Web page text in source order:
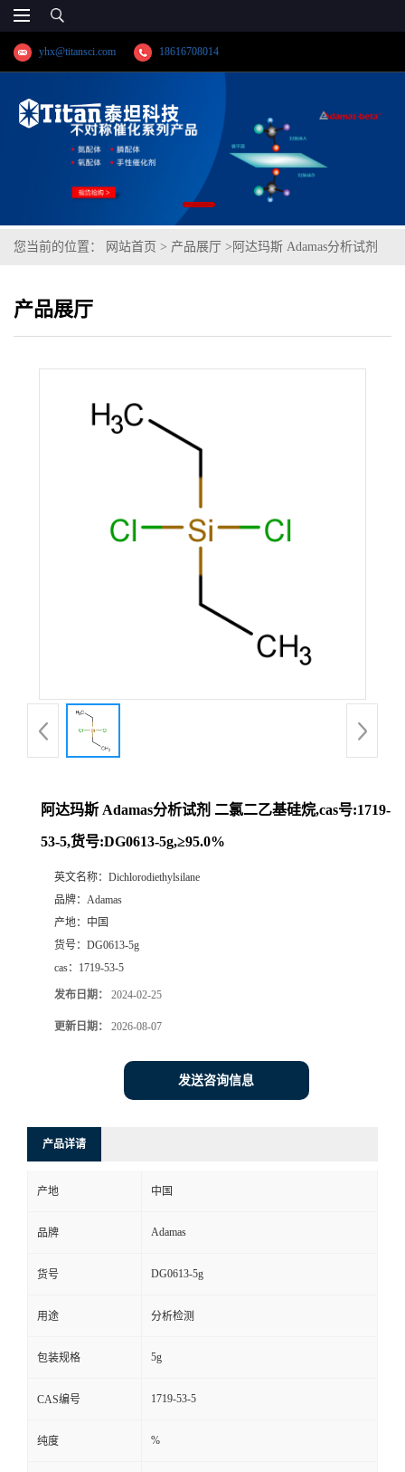
yhx@titansci.com 18616708014
您当前的位置： 网站首页 > 产品展厅 > 阿达玛斯 Adamas分析试剂
产品展厅
阿达玛斯 Adamas分析试剂 二氯二乙基硅烷,cas号:1719-
53-5,货号:DG0613-5g,≥95.0%
英文名称： Dichlorodiethylsilane
品牌： Adamas
产地： 中国
货号： DG0613-5g
cas： 1719-53-5
发布日期： 2024-02-25
更新日期： 2026-08-07
发送咨询信息
产品详请
产地 中国
品牌 Adamas
货号 DG0613-5g
用途 分析检测
包装规格 5g
CAS编号 1719-53-5
纯度 %